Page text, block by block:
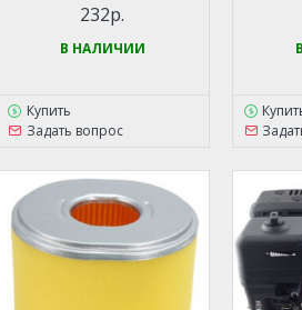
232р.
В НАЛИЧИИ
Купить
Задать вопрос